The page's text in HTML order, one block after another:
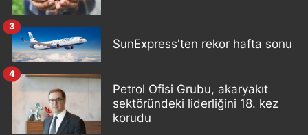
SunExpress'ten rekor hafta sonu
3
Petrol Ofisi Grubu, akaryakıt
sektöründeki liderliğini 18. kez
korudu
4